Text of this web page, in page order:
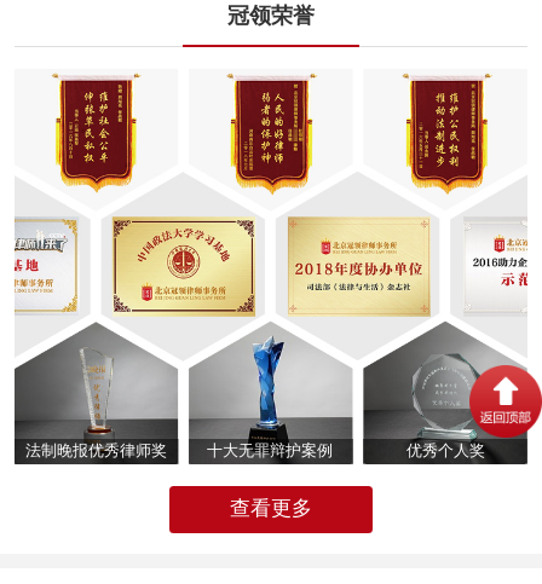
冠领荣誉
法制晚报优秀律师奖 十大无罪辩护案例 优秀个人奖
查看更多